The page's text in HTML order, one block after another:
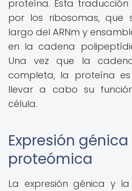
proteína. Esta
por los ribosomas, que
largo del ARNm y
en la cadena
Una vez que la
completa, la proteína
llevar a cabo su
célula.
Expresión génica
proteómica
La expresión génica y